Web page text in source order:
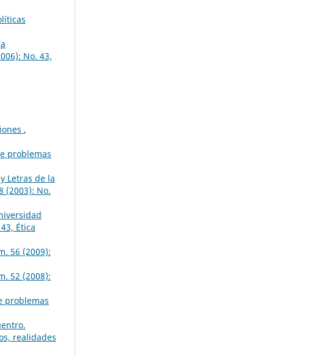
No. 43,
,
problemas
Letras de la
(2003): No.
Ética
56 (2009):
52 (2008):
problemas
realidades